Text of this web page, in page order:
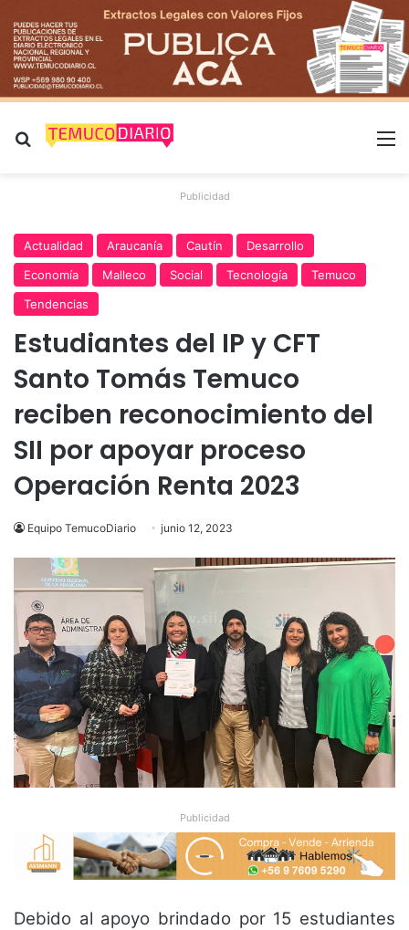
Buscar por
Publicidad
Actualidad Araucanía Cautín
Desarrollo
Economía
Malleco Social Tecnología
Temuco
Tendencias
Estudiantes del IP y CFT
Santo Tomás Temuco
reciben reconocimiento del
SII por apoyar proceso
Operación Renta 2023
Equipo TemucoDiario junio 12, 2023
Publicidad
Debido al apoyo brindado por 15 estudiantes